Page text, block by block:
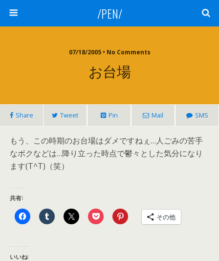
/PEN/
07/18/2005 • No Comments
お台場
Share Tweet Pin Mail SMS
もう、この時期のお台場はダメですねぇ…人ごみの苦手
なボクなどは…降り立った時点で鬱々とした気分になり
ます(T^T)（笑）
共有:
その他
いいね: